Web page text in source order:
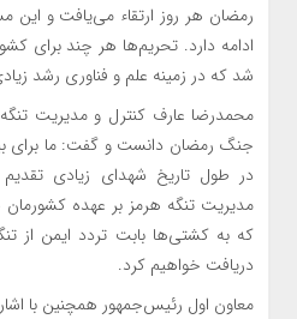
رمضان هر روز ارتقاء می‌یافت و
ادامه دارد. تحریم‌ها هر چند برای
شد که در زمینه علم و فناوری رشد
محمدرضا عارف کنترل و مدیریت
جنگ رمضان دانست و گفت: ما برای
در طول تاریخ شهدای زیادی
مدیریت تنگه هرمز بر عهده کشورمان
که به کشتی‌ها بابت تردد ایمن از
دریافت خواهیم کرد.
معاون اول رئیس‌جمهور همچنین با